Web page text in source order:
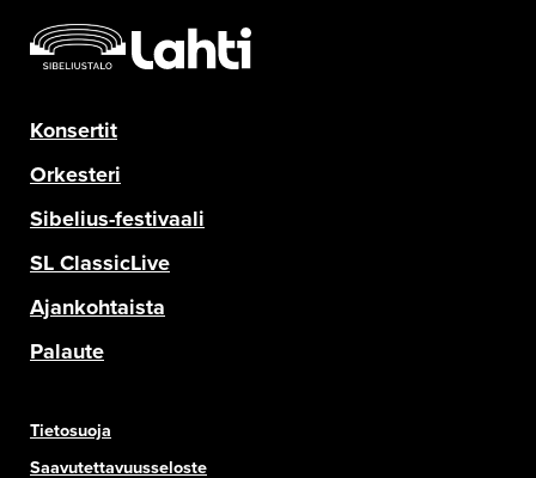
Konsertit
Orkesteri
Sibelius-festivaali
SL ClassicLive
Ajankohtaista
Palaute
Tietosuoja
Saavutettavuusseloste